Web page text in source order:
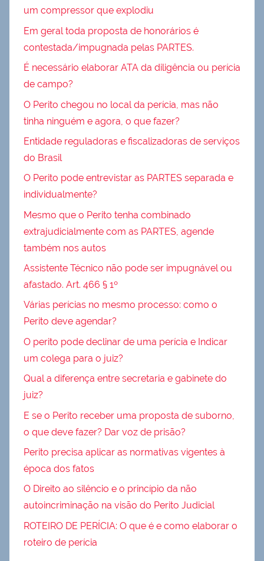
um compressor que explodiu
Em geral toda proposta de honorários é
contestada/impugnada pelas PARTES.
É necessário elaborar ATA da diligência ou perícia
de campo?
O Perito chegou no local da perícia, mas não
tinha ninguém e agora, o que fazer?
Entidade reguladoras e fiscalizadoras de serviços
do Brasil
O Perito pode entrevistar as PARTES separada e
individualmente?
Mesmo que o Perito tenha combinado
extrajudicialmente com as PARTES, agende
também nos autos
Assistente Técnico não pode ser impugnável ou
afastado. Art. 466 § 1º
Várias perícias no mesmo processo: como o
Perito deve agendar?
O perito pode declinar de uma perícia e Indicar
um colega para o juiz?
Qual a diferença entre secretaria e gabinete do
juiz?
E se o Perito receber uma proposta de suborno,
o que deve fazer? Dar voz de prisão?
Perito precisa aplicar as normativas vigentes à
época dos fatos
O Direito ao silêncio e o princípio da não
autoincriminação na visão do Perito Judicial
ROTEIRO DE PERÍCIA: O que é e como elaborar o
roteiro de perícia